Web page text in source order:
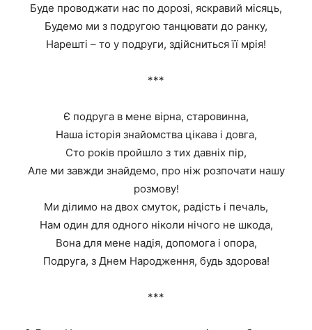
Буде проводжати нас по дорозі, яскравий місяць,
Будемо ми з подругою танцювати до ранку,
Нарешті – то у подруги, здійсниться її мрія!
***
Є подруга в мене вірна, старовинна,
Наша історія знайомства цікава і довга,
Сто років пройшло з тих давніх пір,
Але ми завжди знайдемо, про ніж розпочати нашу
розмову!
Ми ділимо на двох смуток, радість і печаль,
Нам один для одного ніколи нічого не шкода,
Вона для мене надія, допомога і опора,
Подруга, з Днем Народження, будь здорова!
***